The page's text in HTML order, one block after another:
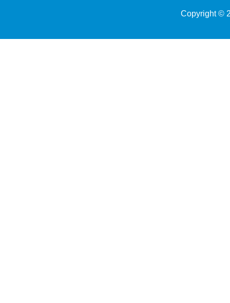
Copyright ©